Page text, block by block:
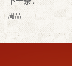
周晶